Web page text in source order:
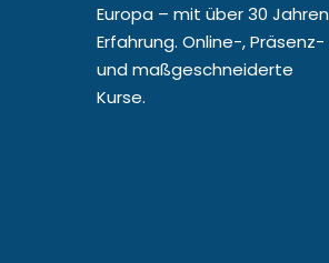
Europa – mit über 30 Jahren
Erfahrung. Online-, Präsenz-
und maßgeschneiderte
Kurse.